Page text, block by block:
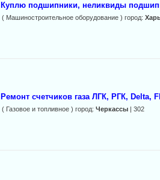
Куплю подшипники, неликвиды
( Машиностроительное оборудование ) город:
Ремонт счетчиков газа ЛГК, РГК, Delta,
( Газовое и топливное ) город: Черкассы| 302